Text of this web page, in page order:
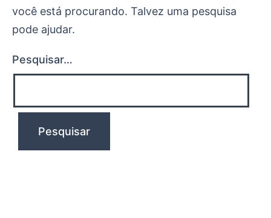
você está procurando. Talvez uma pesquisa
pode ajudar.
Pesquisar…